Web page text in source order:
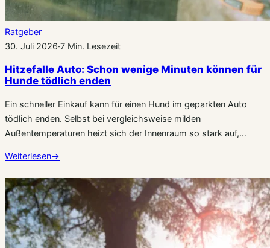
Ratgeber
30. Juli 2026·7 Min. Lesezeit
Hitzefalle Auto: Schon wenige Minuten können für
Hunde tödlich enden
Ein schneller Einkauf kann für einen Hund im geparkten Auto
tödlich enden. Selbst bei vergleichsweise milden
Außentemperaturen heizt sich der Innenraum so stark auf,…
Weiterlesen→